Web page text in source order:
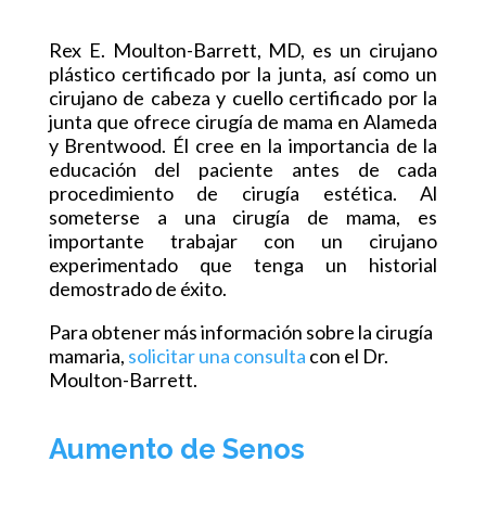
Rex E. Moulton-Barrett, MD, es un cirujano
plástico certificado por la junta, así como un
cirujano de cabeza y cuello certificado por la
junta que ofrece cirugía de mama en Alameda
y Brentwood. Él cree en la importancia de la
educación del paciente antes de cada
procedimiento de cirugía estética. Al
someterse a una cirugía de mama, es
importante trabajar con un cirujano
experimentado que tenga un historial
demostrado de éxito.
Para obtener más información sobre la cirugía
mamaria, solicitar una consulta con el Dr.
Moulton-Barrett.
Aumento de Senos